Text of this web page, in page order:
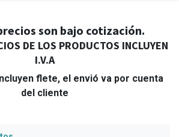
son bajo cotización.
DE LOS PRODUCTOS INCLUYEN
I.V.A
flete, el envió va por cuenta
del cliente